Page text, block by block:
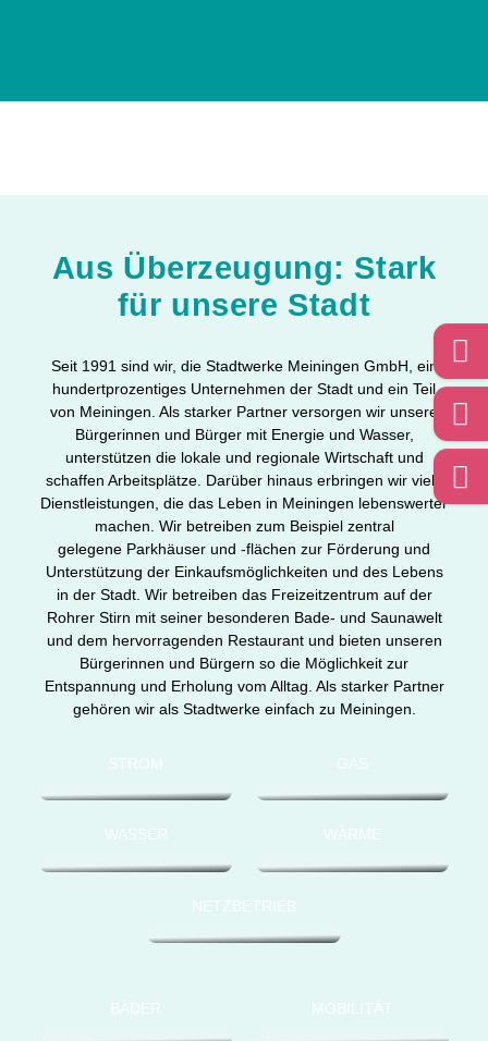
Aus Überzeugung: Stark
für unsere Stadt
Seit 1991 sind wir, die Stadtwerke Meiningen GmbH, ein
hundertprozentiges Unternehmen der Stadt und ein Teil
von Meiningen. Als starker Partner versorgen wir unsere
Bürgerinnen und Bürger mit Energie und Wasser,
unterstützen die lokale und regionale Wirtschaft und
schaffen Arbeitsplätze. Darüber hinaus erbringen wir viele
Dienstleistungen, die das Leben in Meiningen lebenswerter
machen. Wir betreiben zum Beispiel zentral
gelegene Parkhäuser und -flächen zur Förderung und
Unterstützung der Einkaufsmöglichkeiten und des Lebens
in der Stadt. Wir betreiben das Freizeitzentrum auf der
Rohrer Stirn mit seiner besonderen Bade- und Saunawelt
und dem hervorragenden Restaurant und bieten unseren
Bürgerinnen und Bürgern so die Möglichkeit zur
Entspannung und Erholung vom Alltag. Als starker Partner
gehören wir als Stadtwerke einfach zu Meiningen.
STROM GAS
WASSER WÄRME
NETZBETRIEB
BÄDER MOBILITÄT